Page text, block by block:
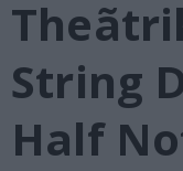
String
Half